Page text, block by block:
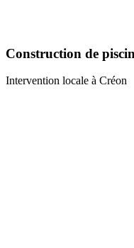
Construction de
Intervention locale à Créon